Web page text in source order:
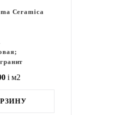
Ceramica
i м2